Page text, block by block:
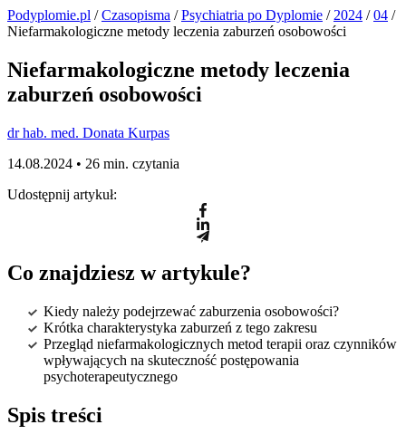
Podyplomie.pl /Czasopisma /Psychiatria po Dyplomie / 2024 /04 /
Niefarmakologiczne metody leczenia zaburzeń osobowości
Niefarmakologiczne metody leczenia
zaburzeń osobowości
dr hab. med. Donata Kurpas
14.08.2024 • 26 min. czytania
Udostępnij artykuł:
Co znajdziesz w artykule?
Kiedy należy podejrzewać zaburzenia osobowości?
Krótka charakterystyka zaburzeń z tego zakresu
Przegląd niefarmakologicznych metod terapii oraz czynników
wpływających na skuteczność postępowania
psychoterapeutycznego
Spis treści